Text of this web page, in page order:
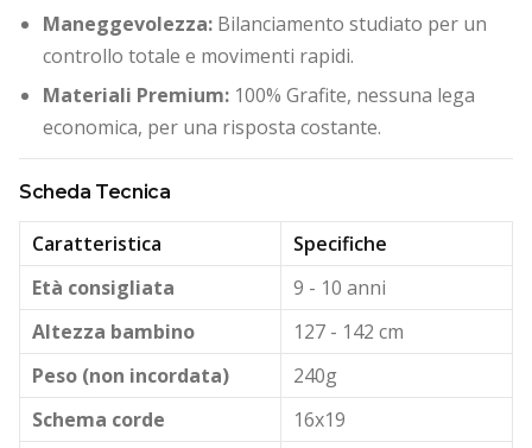
Maneggevolezza: Bilanciamento studiato per un
controllo totale e movimenti rapidi.
Materiali Premium: 100% Grafite, nessuna lega
economica, per una risposta costante.
Scheda Tecnica
Caratteristica
Specifiche
Età consigliata
9 - 10 anni
Altezza bambino
127 - 142 cm
Peso (non incordata)
240g
Schema corde
16x19